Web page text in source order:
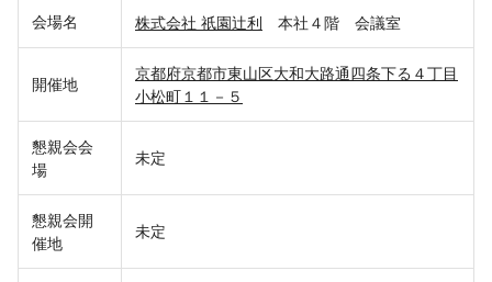
会場名 株式会社 祇園辻利 本社４階 会議室
開催地
京都府京都市東山区大和大路通四条下る４丁目
小松町１１－５
懇親会会
場
未定
懇親会開
催地
未定